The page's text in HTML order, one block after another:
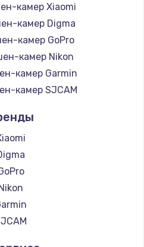
модуля
руб.
конфорки
сенсора
руб.
режимов конфорки
камер Xiaomi
камер Digma
камер GoPro
камер Nikon
камер Garmin
камер SJCAM